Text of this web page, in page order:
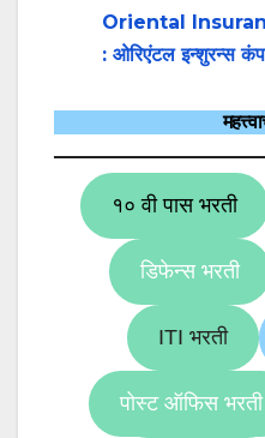
Oriental
: ओरिएंटल इन्शुरन्स
१० वी पास भरती
डिफेन्स भरती
ITI भरती
पोस्ट ऑफिस भरती